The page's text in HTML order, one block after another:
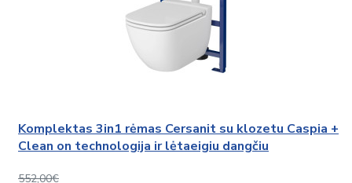
Komplektas 3in1 rėmas Cersanit su klozetu Caspia +
Clean on technologija ir lėtaeigiu dangčiu
552,00€